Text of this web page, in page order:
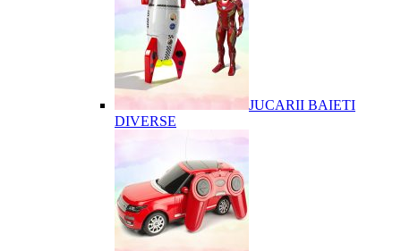
JUCARII BAIETI
DIVERSE